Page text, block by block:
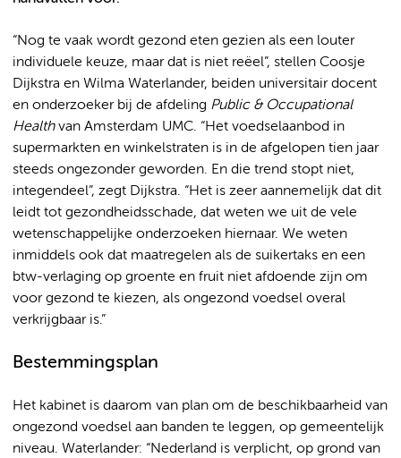
“Nog te vaak wordt gezond eten gezien als een louter
individuele keuze, maar dat is niet reëel”, stellen Coosje
Dijkstra en Wilma Waterlander, beiden universitair docent
en onderzoeker bij de afdeling Public & Occupational
Healthvan Amsterdam UMC. “Het voedselaanbod in
supermarkten en winkelstraten is in de afgelopen tien jaar
steeds ongezonder geworden. En die trend stopt niet,
integendeel”, zegt Dijkstra. “Het is zeer aannemelijk dat dit
leidt tot gezondheidsschade, dat weten we uit de vele
wetenschappelijke onderzoeken hiernaar. We weten
inmiddels ook dat maatregelen als de suikertaks en een
btw-verlaging op groente en fruit niet afdoende zijn om
voor gezond te kiezen, als ongezond voedsel overal
verkrijgbaar is.”
Bestemmingsplan
Het kabinet is daarom van plan om de beschikbaarheid van
ongezond voedsel aan banden te leggen, op gemeentelijk
niveau. Waterlander: “Nederland is verplicht, op grond van